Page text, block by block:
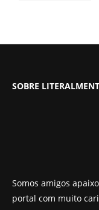
SOBRE
Somos amigos
portal com muito